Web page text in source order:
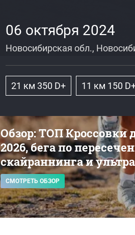
06 октября 2024
Новосибирская обл.,
21 км 350 D+ 11 км 150
Обзор: ТОП Кроссовки
2026, бега по
скайраннинга и
СМОТРЕТЬ ОБЗОР